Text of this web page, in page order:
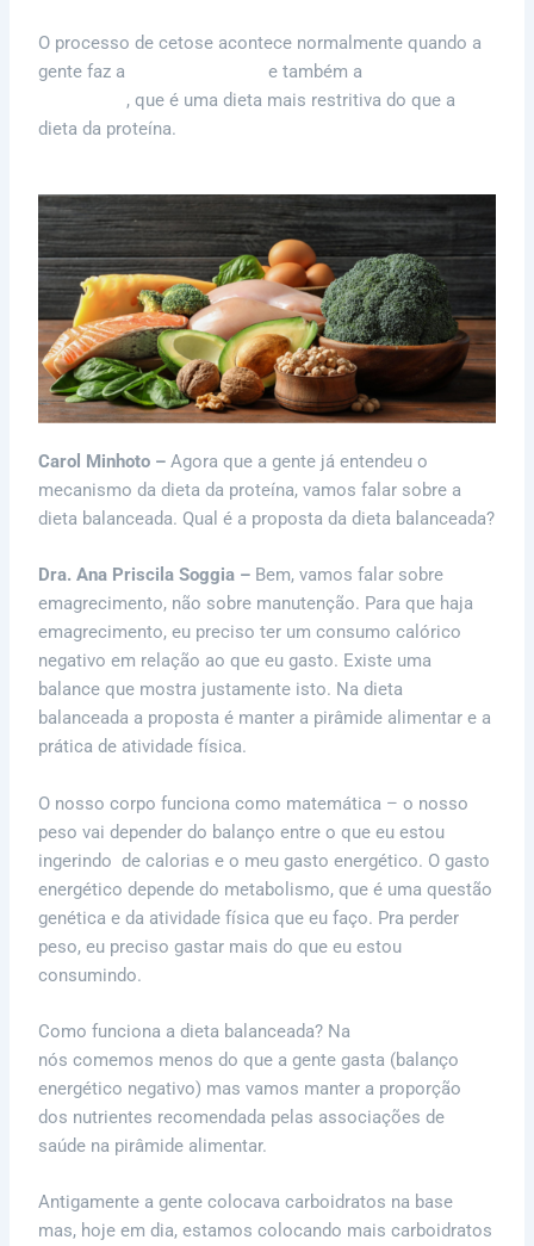
O processo de cetose acontece normalmente quando a
gente faz a
e também a
, que é uma dieta mais restritiva do que a
dieta da proteína.
Carol Minhoto –Agora que a gente já entendeu o
mecanismo da dieta da proteína, vamos falar sobre a
dieta balanceada. Qual é a proposta da dieta balanceada?
Dra. Ana Priscila Soggia – Bem, vamos falar sobre
emagrecimento, não sobre manutenção. Para que haja
emagrecimento, eu preciso ter um consumo calórico
negativo em relação ao que eu gasto. Existe uma
balance que mostra justamente isto. Na dieta
balanceada a proposta é manter a pirâmide alimentar e a
prática de atividade física.
O nosso corpo funciona como matemática – o nosso
peso vai depender do balanço entre o que eu estou
ingerindo de calorias e o meu gasto energético. O gasto
energético depende do metabolismo, que é uma questão
genética e da atividade física que eu faço. Pra perder
peso, eu preciso gastar mais do que eu estou
consumindo.
Como funciona a dieta balanceada? Na
nós comemos menos do que a gente gasta (balanço
energético negativo) mas vamos manter a proporção
dos nutrientes recomendada pelas associações de
saúde na pirâmide alimentar.
Antigamente a gente colocava carboidratos na base
mas, hoje em dia, estamos colocando mais carboidratos